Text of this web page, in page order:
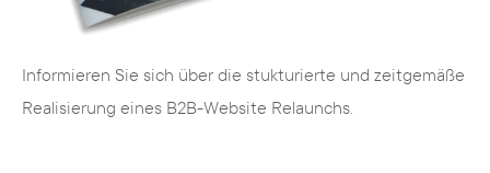
Informieren Sie sich über die stukturierte und zeitgemäße
Realisierung eines B2B-Website Relaunchs.